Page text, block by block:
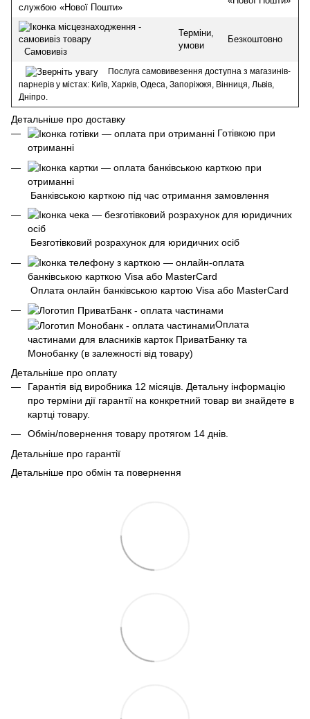
службою «Нової Пошти»
Самовивіз
Терміни,
умови
Безкоштовно
Послуга самовивезення доступна з магазинів-
парнерів у містах: Київ, Харків, Одеса, Запоріжжя, Вінниця, Львів,
Дніпро.
Детальніше про доставку
Готівкою при
отриманні
Банківською карткою під час отримання замовлення
Безготівковий розрахунок для юридичних осіб
Оплата онлайн банківською картою Visa або MasterCard
Оплата
частинами для власників карток ПриватБанку та
Монобанку (в залежності від товару)
Детальніше про оплату
Гарантія від виробника 12 місяців. Детальну інформацію
про терміни дії гарантії на конкретний товар ви знайдете в
картці товару.
Обмін/повернення товару протягом 14 днів.
Детальніше про гарантії
Детальніше про обмін та повернення